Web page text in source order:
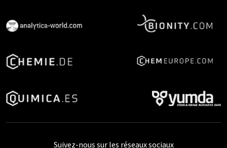
Suivez-nous sur les réseaux sociaux